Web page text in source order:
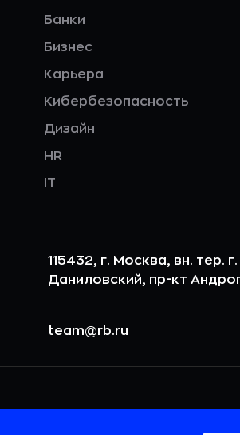
Банки
Бизнес
Карьера
Кибербезопасность
Дизайн
HR
IT
115432, г. Москва, вн. тер.
Даниловский, пр-кт
team@rb.ru
повышения удобства пользования